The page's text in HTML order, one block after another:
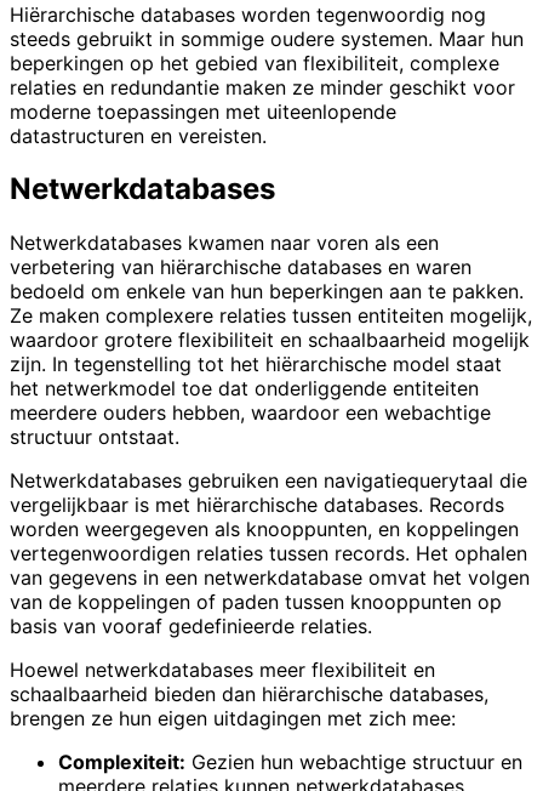
Hiërarchische databases worden tegenwoordig nog
steeds gebruikt in sommige oudere systemen. Maar hun
beperkingen op het gebied van flexibiliteit, complexe
relaties en redundantie maken ze minder geschikt voor
moderne toepassingen met uiteenlopende
datastructuren en vereisten.
Netwerkdatabases
Netwerkdatabases kwamen naar voren als een
verbetering van hiërarchische databases en waren
bedoeld om enkele van hun beperkingen aan te pakken.
Ze maken complexere relaties tussen entiteiten mogelijk,
waardoor grotere flexibiliteit en schaalbaarheid mogelijk
zijn. In tegenstelling tot het hiërarchische model staat
het netwerkmodel toe dat onderliggende entiteiten
meerdere ouders hebben, waardoor een webachtige
structuur ontstaat.
Netwerkdatabases gebruiken een navigatiequerytaal die
vergelijkbaar is met hiërarchische databases. Records
worden weergegeven als knooppunten, en koppelingen
vertegenwoordigen relaties tussen records. Het ophalen
van gegevens in een netwerkdatabase omvat het volgen
van de koppelingen of paden tussen knooppunten op
basis van vooraf gedefinieerde relaties.
Hoewel netwerkdatabases meer flexibiliteit en
schaalbaarheid bieden dan hiërarchische databases,
brengen ze hun eigen uitdagingen met zich mee:
Complexiteit: Gezien hun webachtige structuur en